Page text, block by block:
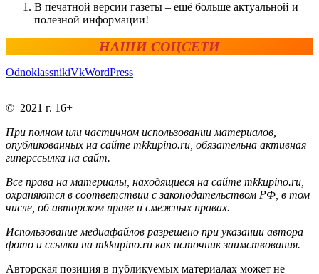
В печатной версии газеты – ещё больше актуальной и
полезной информации!
НАШИ СОЦСЕТИ
OdnoklassnikiVkWordPress
© 2021 г. 16+
При полном или частичном использовании материалов,
опубликованных на сайте mkkupino.ru, обязательна активная
гиперссылка на сайт.
Все права на материалы, находящиеся на сайте mkkupino.ru,
охраняются в соответствии с законодательством РФ, в том
числе, об авторском праве и смежных правах.
Использование медиафайлов разрешено при указании автора
фото и ссылки на mkkupino.ru как источник заимствования.
Авторская позиция в публикуемых материалах может не